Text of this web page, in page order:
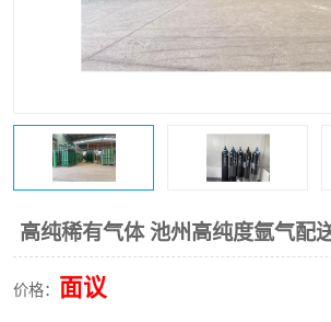
高纯稀有气体 池州高纯度氩气配
价格： 面议